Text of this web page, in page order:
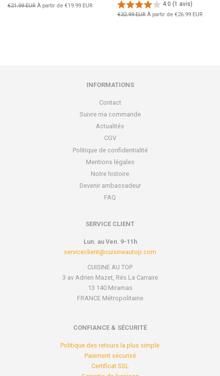
Prix
€21.99 EUR À partir de €19.99 EUR 4.0 (1 avis)
Prix
€32.99 EUR À partir de €26.99 EUR
INFORMATIONS
Contact
Suivre ma commande
Actualités
CGV
Politique de confidentialité
Mentions légales
Notre histoire
Devenir ambassadeur
FAQ
SERVICE CLIENT
Lun. au Ven. 9-11h
serviceclient@cuisineautop.com
CUISINE AU TOP
3 av Adrien Mazet, Rés La Carraire
13 140 Miramas
FRANCE Métropolitaine
CONFIANCE & SÉCURITÉ
Politique des retours la plus simple
Paiement sécurisé
Certificat SSL